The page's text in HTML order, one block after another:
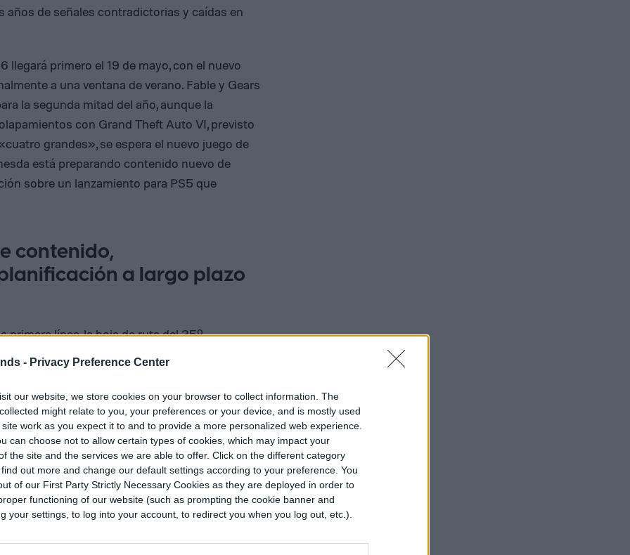
- Privacy Preference Center
our website, we store cookies on your browser to collect information. The
might relate to you, your preferences or your device, and is mostly used
work as you expect it to and to provide a more personalized web experience.
can choose not to allow certain types of cookies, which may impact your
the site and the services we are able to offer. Click on the different category
out more and change our default settings according to your preference. You
of our First Party Strictly Necessary Cookies as they are deployed in order to
functioning of our website (such as prompting the cookie banner and
your settings, to log into your account, to redirect you when you log out, etc.).
años de señales contradictorias y caídas en
llegará primero el 19 de mayo, con el nuevo
a una ventana de verano. Fable y Gears
la segunda mitad del año, aunque la
con Grand Theft Auto VI, previsto
grandes», se espera el nuevo juego de
está preparando contenido nuevo de
sobre un lanzamiento para PS5 que
contenido,
a largo plazo
primera línea, la hoja de ruta del 35º
actualizaciones para World of Warcraft,
los fans siguen especulando sobre
New Vegas. Según se informa, Bethesda
de Fallout 3 tras la recepción
de Oblivion.